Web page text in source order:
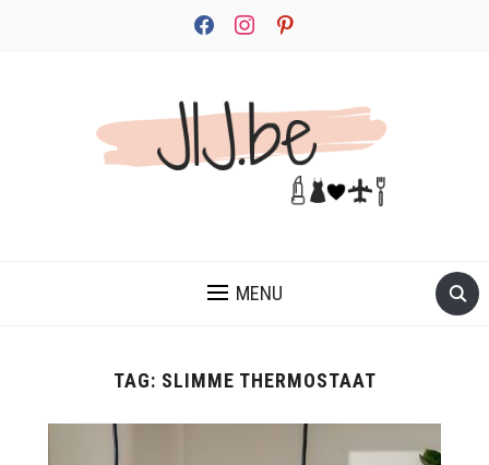
facebookinstagrampinterest
MENU
TAG: SLIMME THERMOSTAAT